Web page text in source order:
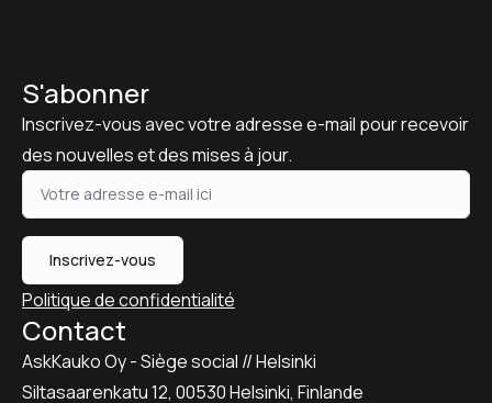
S'abonner
Inscrivez-vous avec votre adresse e-mail pour recevoir
des nouvelles et des mises à jour.
Inscrivez-vous
Politique de confidentialité
Contact
AskKauko Oy - Siège social // Helsinki
Siltasaarenkatu 12, 00530 Helsinki, Finlande